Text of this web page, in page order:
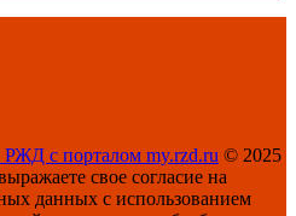
с порталом my.rzd.ru © 2025
свое согласие на
данных с использованием